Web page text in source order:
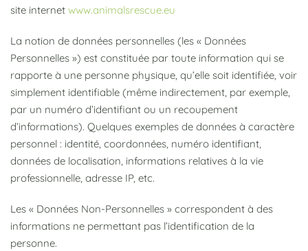
site internet www.animalsrescue.eu
La notion de données personnelles (les « Données
Personnelles ») est constituée par toute information qui se
rapporte à une personne physique, qu’elle soit identifiée, voir
simplement identifiable (même indirectement, par exemple,
par un numéro d’identifiant ou un recoupement
d’informations). Quelques exemples de données à caractère
personnel : identité, coordonnées, numéro identifiant,
données de localisation, informations relatives à la vie
professionnelle, adresse IP, etc.
Les « Données Non-Personnelles » correspondent à des
informations ne permettant pas l’identification de la
personne.